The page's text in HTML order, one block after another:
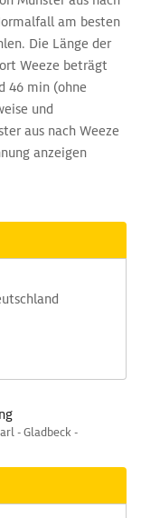
am besten
Die Länge der
Weeze beträgt
46 min (ohne
und
aus nach Weeze
anzeigen
- Gladbeck -